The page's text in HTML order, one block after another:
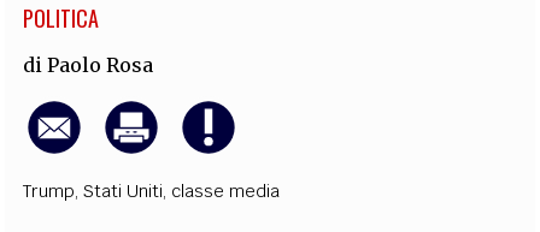
POLITICA
diPaolo Rosa
Trump,Stati Uniti, classe media